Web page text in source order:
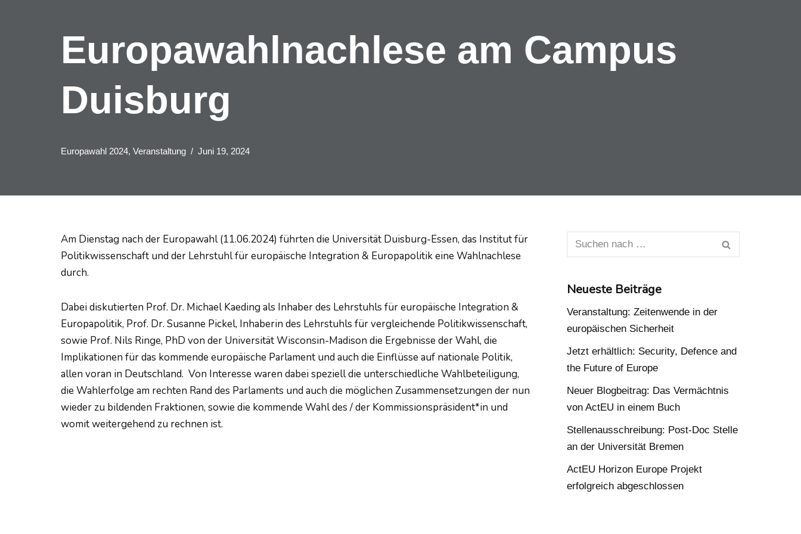
Europawahlnachlese am Campus
Duisburg
Europawahl 2024, Veranstaltung Juni 19, 2024
Am Dienstag nach der Europawahl (11.06.2024) führten die Universität Duisburg-Essen, das Institut für
Politikwissenschaft und der Lehrstuhl für europäische Integration & Europapolitik eine Wahlnachlese
durch.
Dabei diskutierten Prof. Dr. Michael Kaeding als Inhaber des Lehrstuhls für europäische Integration &
Europapolitik, Prof. Dr. Susanne Pickel, Inhaberin des Lehrstuhls für vergleichende Politikwissenschaft,
sowie Prof. Nils Ringe, PhD von der Universität Wisconsin-Madison die Ergebnisse der Wahl, die
Implikationen für das kommende europäische Parlament und auch die Einflüsse auf nationale Politik,
allen voran in Deutschland. Von Interesse waren dabei speziell die unterschiedliche Wahlbeteiligung,
die Wahlerfolge am rechten Rand des Parlaments und auch die möglichen Zusammensetzungen der nun
wieder zu bildenden Fraktionen, sowie die kommende Wahl des / der Kommissionspräsident*in und
womit weitergehend zu rechnen ist.
Neueste Beiträge
Veranstaltung: Zeitenwende in der
europäischen Sicherheit
Jetzt erhältlich: Security, Defence and
the Future of Europe
Neuer Blogbeitrag: Das Vermächtnis
von ActEU in einem Buch
Stellenausschreibung: Post-Doc Stelle
an der Universität Bremen
ActEU Horizon Europe Projekt
erfolgreich abgeschlossen